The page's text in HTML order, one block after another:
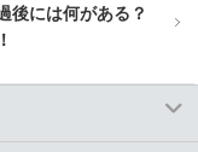
後には何がある？